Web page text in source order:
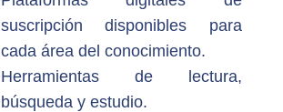
suscripción disponibles para
cada área del conocimiento.
Herramientas de lectura,
búsqueda y estudio.